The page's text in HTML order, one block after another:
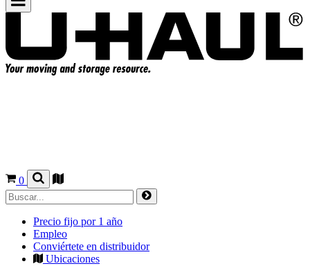
0
Precio fijo por 1 año
Empleo
Conviértete en distribuidor
Ubicaciones